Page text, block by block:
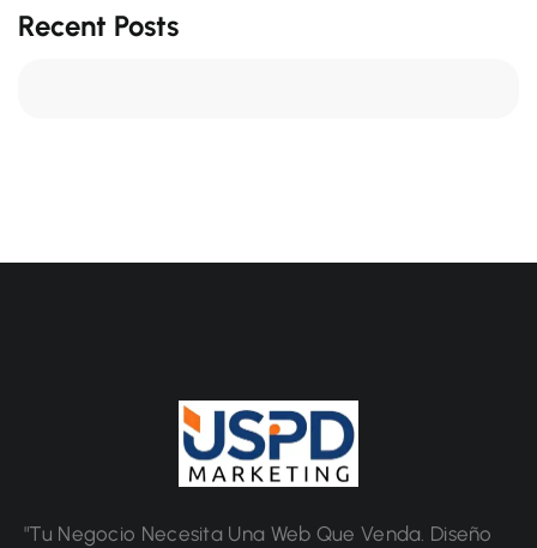
Recent Posts
"Tu Negocio Necesita Una Web Que Venda. Diseño